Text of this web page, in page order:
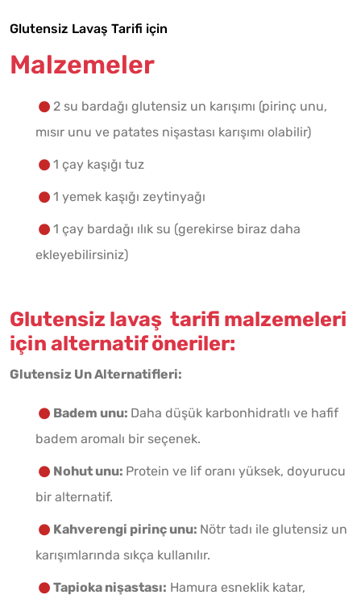
Yapılış Adımlarına Geç
Glutensiz Lavaş Tarifi için
Malzemeler
2 su bardağı glutensiz un karışımı (pirinç unu,
mısır unu ve patates nişastası karışımı olabilir)
1 çay kaşığı tuz
1 yemek kaşığı zeytinyağı
1 çay bardağı ılık su (gerekirse biraz daha
ekleyebilirsiniz)
Glutensiz lavaş tarifi malzemeleri
için alternatif öneriler:
Glutensiz Un Alternatifleri:
Badem unu: Daha düşük karbonhidratlı ve hafif
badem aromalı bir seçenek.
Nohut unu: Protein ve lif oranı yüksek, doyurucu
bir alternatif.
Kahverengi pirinç unu: Nötr tadı ile glutensiz un
karışımlarında sıkça kullanılır.
Tapioka nişastası: Hamura esneklik katar,